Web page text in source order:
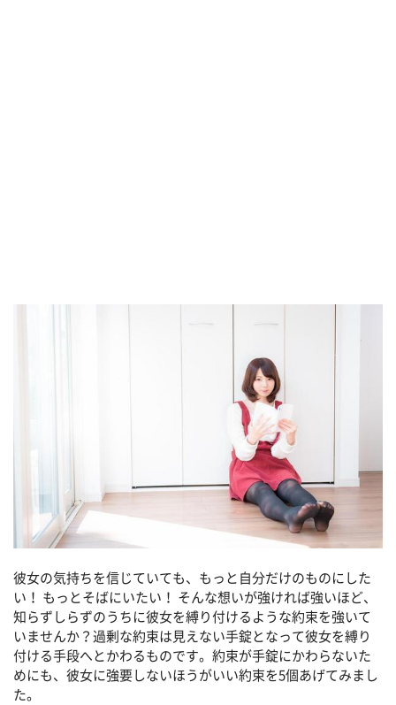
彼女の気持ちを信じていても、もっと自分だけのものにした
い！ もっとそばにいたい！ そんな想いが強ければ強いほど、
知らずしらずのうちに彼女を縛り付けるような約束を強いて
いませんか？過剰な約束は見えない手錠となって彼女を縛り
付ける手段へとかわるものです。約束が手錠にかわらないた
めにも、彼女に強要しないほうがいい約束を5個あげてみまし
た。